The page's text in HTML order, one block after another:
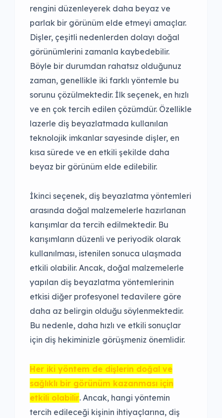
rengini düzenleyerek daha beyaz ve
parlak bir görünüm elde etmeyi amaçlar.
Dişler, çeşitli nedenlerden dolayı doğal
görünümlerini zamanla kaybedebilir.
Böyle bir durumdan rahatsız olduğunuz
zaman, genellikle iki farklı yöntemle bu
sorunu çözülmektedir. İlk seçenek, en hızlı
ve en çok tercih edilen çözümdür. Özellikle
lazerle diş beyazlatmada kullanılan
teknolojik imkanlar sayesinde dişler, en
kısa sürede ve en etkili şekilde daha
beyaz bir görünüm elde edilebilir.
İkinci seçenek, diş beyazlatma yöntemleri
arasında doğal malzemelerle hazırlanan
karışımlar da tercih edilmektedir. Bu
karışımların düzenli ve periyodik olarak
kullanılması, istenilen sonuca ulaşmada
etkili olabilir. Ancak, doğal malzemelerle
yapılan diş beyazlatma yöntemlerinin
etkisi diğer profesyonel tedavilere göre
daha az belirgin olduğu söylenmektedir.
Bu nedenle, daha hızlı ve etkili sonuçlar
için diş hekiminizle görüşmeniz önemlidir.
Her iki yöntem de dişlerin doğal ve
sağlıklı bir görünüm kazanması için
etkili olabilir. Ancak, hangi yöntemin
tercih edileceği kişinin ihtiyaçlarına, diş